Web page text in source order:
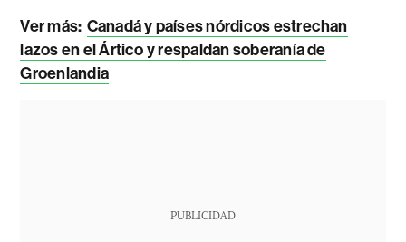
Ver más: Canadá y países nórdicos estrechan
lazos en el Ártico y respaldan soberanía de
Groenlandia
PUBLICIDAD